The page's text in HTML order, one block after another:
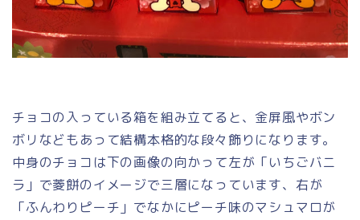
チョコの入っている箱を組み立てると、金屏風やボン
ボリなどもあって結構本格的な段々飾りになります。
中身のチョコは下の画像の向かって左が「いちごバニ
ラ」で菱餅のイメージで三層になっています、右が
「ふんわりピーチ」でなかにピーチ味のマシュマロが